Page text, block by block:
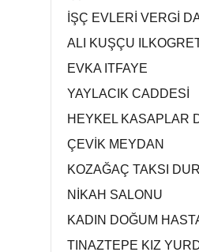
İŞÇ EVLERİ VERGİ
ALI KUŞÇU
EVKA ITFAYE
YAYLACIK CADDESİ
HEYKEL KASAPLAR
ÇEVİK MEYDAN
KOZAĞAÇ TAKSI
NİKAH SALONU
KADIN DOĞUM
TINAZTEPE KIZ